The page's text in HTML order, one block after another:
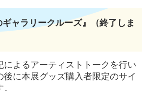
ギャラリークルーズ』（終了しま
によるアーティストトークを行い
後に本展グッズ購入者限定のサイ